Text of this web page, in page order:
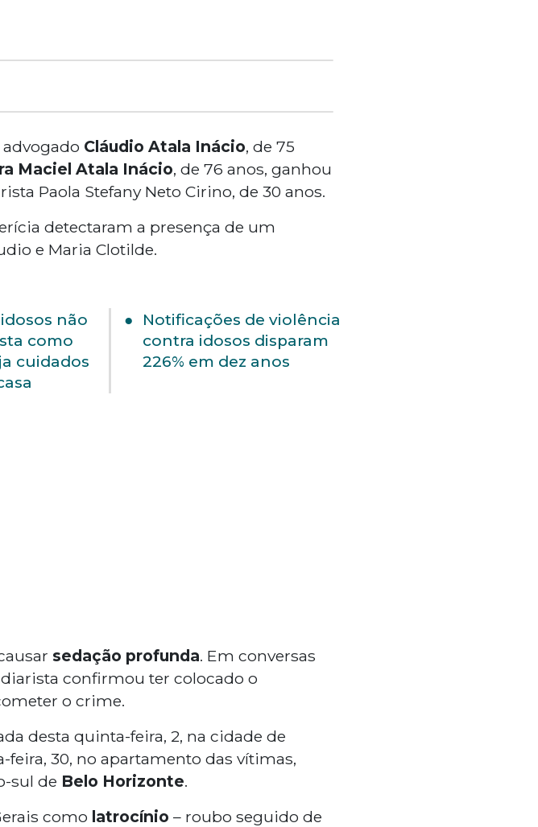
Cláudio Atala Inácio, de 75
Maciel Atala Inácio, de 76 anos, ganhou
Paola Stefany Neto Cirino, de 30 anos.
detectaram a presença de um
e Maria Clotilde.
não
como
cuidados
Notificações de violência
contra idosos disparam
226% em dez anos
sedação profunda. Em conversas
confirmou ter colocado o
o crime.
desta quinta-feira, 2, na cidade de
30, no apartamento das vítimas,
sul de Belo Horizonte.
como latrocínio – roubo seguido de